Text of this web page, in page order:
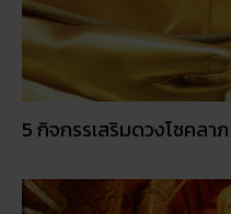
5 กิจกรรเสริมดวงโชคลา